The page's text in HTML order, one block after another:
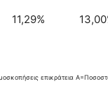
11,29%
επικράτεια